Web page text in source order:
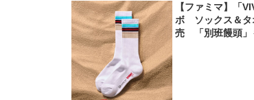
【ファミマ】「
ボ ソックス＆タ
売 「別班饅頭」